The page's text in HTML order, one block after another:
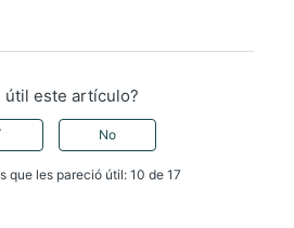
útil este artículo?
No
que les pareció útil: 10 de 17